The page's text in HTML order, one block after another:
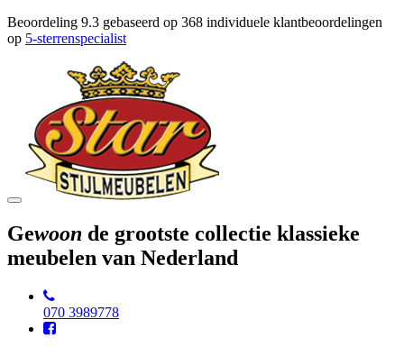
Beoordeling 9.3 gebaseerd op 368 individuele klantbeoordelingen
op 5-sterrenspecialist
Toggle
Gewoon de grootste collectie klassieke
meubelen van Nederland
070 3989778